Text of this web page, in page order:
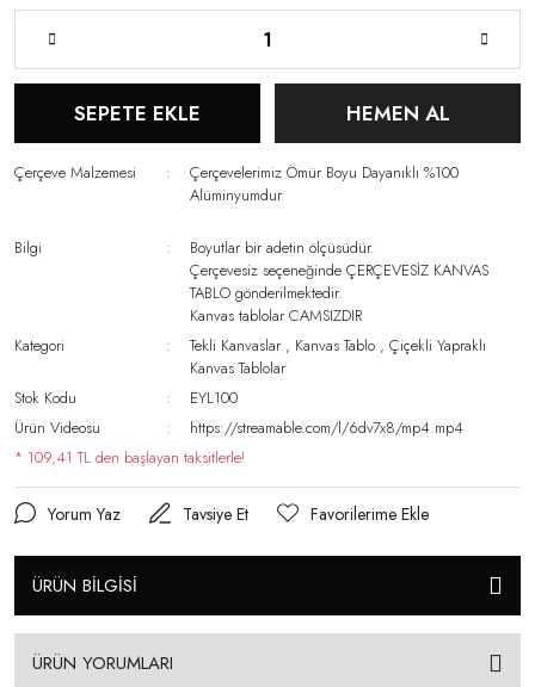
SEPETE EKLE HEMEN AL
Çerçeve Malzemesi
Çerçevelerimiz Ömür Boyu Dayanıklı %100
Alüminyumdur
Bilgi
Boyutlar bir adetin ölçüsüdür.
Çerçevesiz seçeneğinde ÇERÇEVESİZ KANVAS
TABLO gönderilmektedir.
Kanvas tablolar CAMSIZDIR
Kategori
Tekli Kanvaslar , Kanvas Tablo ,Çiçekli Yapraklı
Kanvas Tablolar
Stok Kodu
EYL100
Ürün Videosu
https://streamable.com/l/6dv7x8/mp4.mp4
* 109,41 TL den başlayan taksitlerle!
Yorum Yaz Tavsiye Et
ÜRÜN BİLGİSİ
ÜRÜN YORUMLARI